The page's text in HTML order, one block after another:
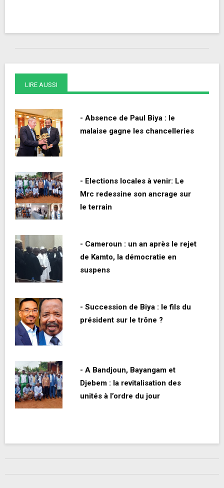
LIRE AUSSI
- Absence de Paul Biya : le
malaise gagne les chancelleries
- Elections locales à venir: Le
Mrc redessine son ancrage sur
le terrain
- Cameroun : un an après le rejet
de Kamto, la démocratie en
suspens
- Succession de Biya : le fils du
président sur le trône ?
- A Bandjoun, Bayangam et
Djebem : la revitalisation des
unités à l’ordre du jour